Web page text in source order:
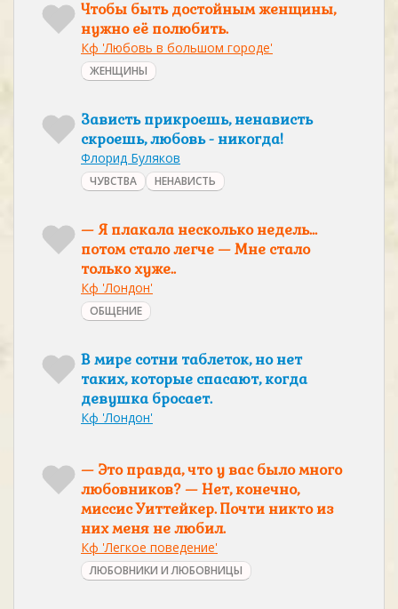
Чтобы быть достойным женщины,
нужно её полюбить.
Кф 'Любовь в большом городе'
ЖЕНЩИНЫ
Зависть прикроешь, ненависть
скроешь, любовь - никогда!
Флорид Буляков
ЧУВСТВА НЕНАВИСТЬ
— Я плакала несколько недель…
потом стало легче — Мне стало
только хуже..
Кф 'Лондон'
ОБЩЕНИЕ
В мире сотни таблеток, но нет
таких, которые спасают, когда
девушка бросает.
Кф 'Лондон'
— Это правда, что у вас было много
любовников? — Нет, конечно,
миссис Уиттейкер. Почти никто из
них меня не любил.
Кф 'Легкое поведение'
ЛЮБОВНИКИ И ЛЮБОВНИЦЫ